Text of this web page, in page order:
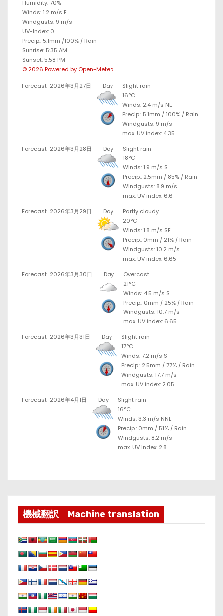
Humidity: 70%
Winds: 1.2 m/s E
Windgusts: 9 m/s
UV-Index: 0
Precip.: 5.1mm /100% / Rain
Sunrise: 5:35 AM
Sunset: 5:58 PM
© 2026 Powered by Open-Meteo
Forecast 2026年3月27日 Day
Slight rain
16°C
Winds: 2.4 m/s NE
Precip.: 5.1mm / 100% / Rain
Windgusts: 9 m/s
max. UV index: 4.35
Forecast 2026年3月28日 Day
Slight rain
18°C
Winds: 1.9 m/s S
Precip.: 2.5mm / 85% / Rain
Windgusts: 8.9 m/s
max. UV index: 6.6
Forecast 2026年3月29日 Day
Partly cloudy
20°C
Winds: 1.8 m/s SE
Precip.: 0mm / 21% / Rain
Windgusts: 10.2 m/s
max. UV index: 6.65
Forecast 2026年3月30日 Day
Overcast
21°C
Winds: 4.5 m/s S
Precip.: 0mm / 25% / Rain
Windgusts: 10.7 m/s
max. UV index: 6.65
Forecast 2026年3月31日 Day
Slight rain
17°C
Winds: 7.2 m/s S
Precip.: 2.5mm /77% / Rain
Windgusts: 17.7 m/s
max. UV index: 2.05
Forecast 2026年4月1日 Day
Slight rain
16°C
Winds: 3.3 m/s NNE
Precip.: 0mm / 51% / Rain
Windgusts: 8.2 m/s
max. UV index: 2.8
機械翻訳 Machine translation